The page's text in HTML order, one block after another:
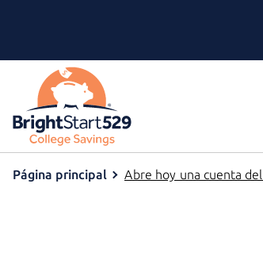
Página principal Abre hoy una cuenta